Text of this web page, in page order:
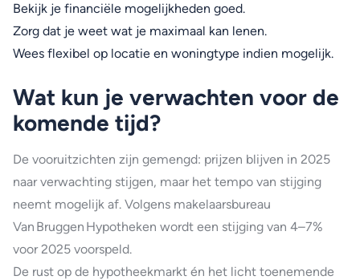
Bekijk je financiële mogelijkheden goed.
Zorg dat je weet wat je maximaal kan lenen.
Wees flexibel op locatie en woningtype indien mogelijk.
Wat kun je verwachten voor de
komende tijd?
De vooruitzichten zijn gemengd: prijzen blijven in 2025
naar verwachting stijgen, maar het tempo van stijging
neemt mogelijk af. Volgens makelaarsbureau
Van Bruggen Hypotheken wordt een stijging van 4–7%
voor 2025 voorspeld.
De rust op de hypotheekmarkt én het licht toenemende